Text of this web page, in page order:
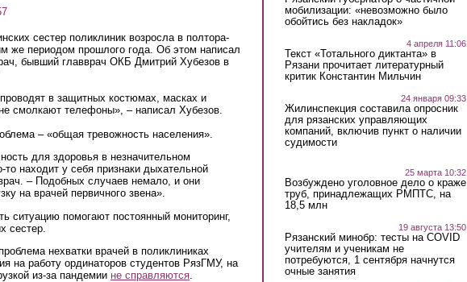
сестер поликлиник возросла в полтора-
же периодом прошлого года. Об этом написал
бывший главврач ОКБ Дмитрий Хубезов в
в защитных костюмах, масках и
смолкают телефоны», – написал Хубезов.
– «общая тревожность населения».
для здоровья в незначительном
находит у себя признаки дыхательной
– Подобных случаев немало, и они
на врачей первичного звена».
ситуацию помогают постоянный мониторинг,
сестер.
нехватки врачей в поликлиниках
на работу ординаторов студентов РязГМУ, на
из-за пандемии не справляются
мобилизации: «невозможно было
обойтись без накладок»
4 апреля 11:06
Текст «Тотального диктанта» в
Рязани прочитает литературный
критик Константин Мильчин
24 января 09:33
Жилинспекция составила опросник
для рязанских управляющих
компаний, включив пункт о наличии
судимости
25 марта 10:32
Возбуждено уголовное дело о краже
труб, принадлежащих РМПТС, на
18,5 млн
19 августа 13:50
Рязанский минобр: тесты на COVID
учителям и ученикам не
потребуются, 1 сентября начнутся
очные занятия